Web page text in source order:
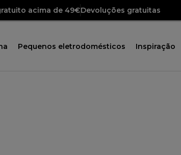
acima de 49€Devoluções gratuitas
Pequenos eletrodomésticos Inspiração